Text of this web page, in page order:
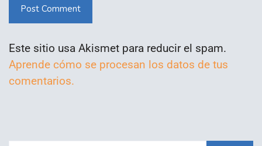
Post Comment
Este sitio usa Akismet para reducir el spam.
Aprende cómo se procesan los datos de tus
comentarios.